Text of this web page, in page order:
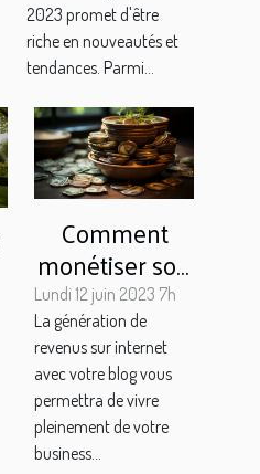
2023 promet d'être
riche en nouveautés et
tendances. Parmi...
Comment
monétiser son
blog ?
Lundi 12 juin 2023 7h
La génération de
revenus sur internet
avec votre blog vous
permettra de vivre
pleinement de votre
business...